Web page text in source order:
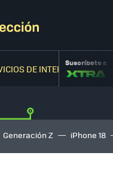
DE INTERNETSuscríbete a
Generación Z iPhone 18